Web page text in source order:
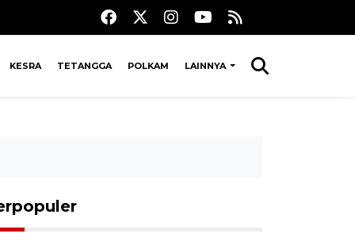
KESRA TETANGGA POLKAM LAINNYA